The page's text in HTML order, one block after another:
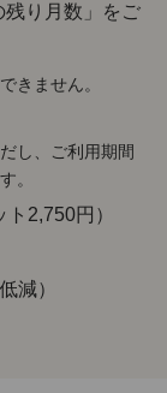
残り月数」をご
きません。
し、ご利用期間
。
2,750円）
減）